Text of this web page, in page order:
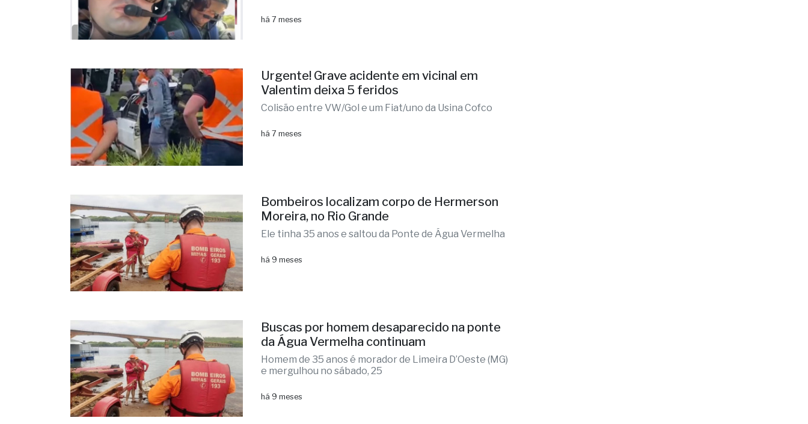
há 7 meses
Urgente! Grave acidente em vicinal em
Valentim deixa 5 feridos
Colisão entre VW/Gol e um Fiat/uno da Usina Cofco
há 7 meses
Bombeiros localizam corpo de Hermerson
Moreira, no Rio Grande
Ele tinha 35 anos e saltou da Ponte de Água Vermelha
há 9 meses
Buscas por homem desaparecido na ponte
da Água Vermelha continuam
Homem de 35 anos é morador de Limeira D’Oeste (MG)
e mergulhou no sábado, 25
há 9 meses